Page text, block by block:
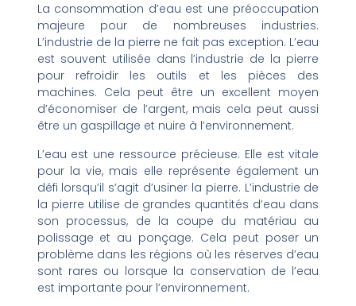
La consommation d’eau est une préoccupation
majeure pour de nombreuses industries.
L’industrie de la pierre ne fait pas exception. L’eau
est souvent utilisée dans l’industrie de la pierre
pour refroidir les outils et les pièces des
machines. Cela peut être un excellent moyen
d’économiser de l’argent, mais cela peut aussi
être un gaspillage et nuire à l’environnement.
L’eau est une ressource précieuse. Elle est vitale
pour la vie, mais elle représente également un
défi lorsqu’il s’agit d’usiner la pierre. L’industrie de
la pierre utilise de grandes quantités d’eau dans
son processus, de la coupe du matériau au
polissage et au ponçage. Cela peut poser un
problème dans les régions où les réserves d’eau
sont rares ou lorsque la conservation de l’eau
est importante pour l’environnement.